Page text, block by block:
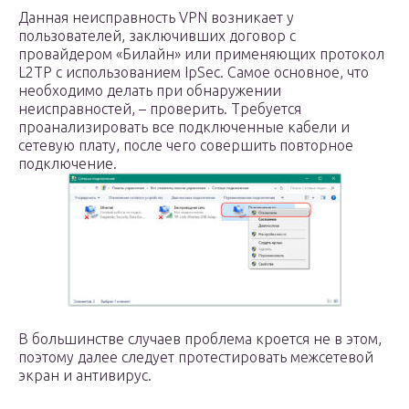
Данная неисправность VPN возникает у
пользователей, заключивших договор с
провайдером «Билайн» или применяющих протокол
L2TP с использованием IpSec. Самое основное, что
необходимо делать при обнаружении
неисправностей, – проверить. Требуется
проанализировать все подключенные кабели и
сетевую плату, после чего совершить повторное
подключение.
В большинстве случаев проблема кроется не в этом,
поэтому далее следует протестировать межсетевой
экран и антивирус.